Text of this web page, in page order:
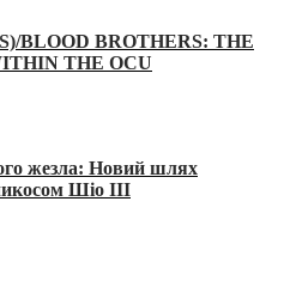
BLOOD BROTHERS: THE
THE OCU
жезла: Новий шлях
Шіо III